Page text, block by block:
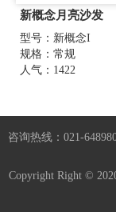
新概念月亮沙发
型号：新概念I
规格：常规
人气：1422
咨询热线：021-
Copyright Right ©